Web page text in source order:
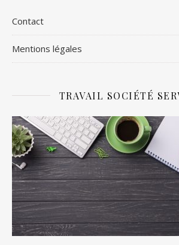
Contact
Mentions légales
TRAVAIL SOCIÉTÉ